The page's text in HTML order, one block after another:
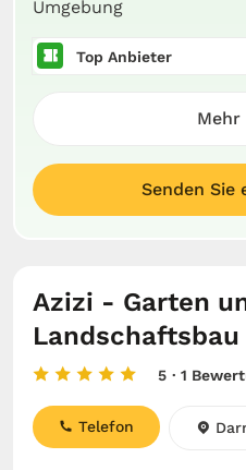
Umgebung
Top Anbieter
Mehr
Senden Sie
Azizi - Garten
Landschaftsbau
5 · 1
Telefon